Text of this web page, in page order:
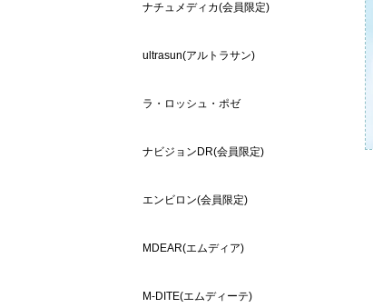
ナチュメディカ(会員限定)
ultrasun(アルトラサン)
ラ・ロッシュ・ポゼ
ナビジョンDR(会員限定)
エンビロン(会員限定)
MDEAR(エムディア)
M-DITE(エムディーテ)